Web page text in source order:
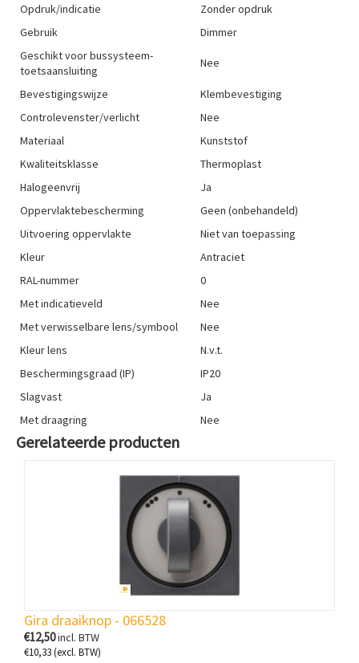
Opdruk/indicatie
Zonder opdruk
Gebruik
Dimmer
Geschikt voor bussysteem-
toetsaansluiting
Nee
Bevestigingswijze
Klembevestiging
Controlevenster/verlicht
Nee
Materiaal
Kunststof
Kwaliteitsklasse
Thermoplast
Halogeenvrij
Ja
Oppervlaktebescherming
Geen (onbehandeld)
Uitvoering oppervlakte
Niet van toepassing
Kleur
Antraciet
RAL-nummer
0
Met indicatieveld
Nee
Met verwisselbare lens/symbool
Nee
Kleur lens
N.v.t.
Beschermingsgraad (IP)
IP20
Slagvast
Ja
Met draagring
Nee
Gerelateerde producten
Gira draaiknop - 066528
€12,50incl. BTW
€10,33(excl. BTW)